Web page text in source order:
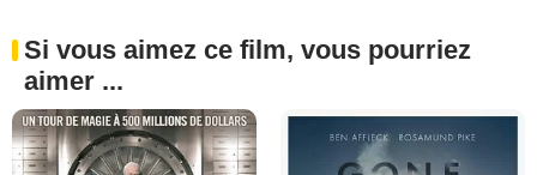
Si vous aimez ce film, vous pourriez
aimer ...